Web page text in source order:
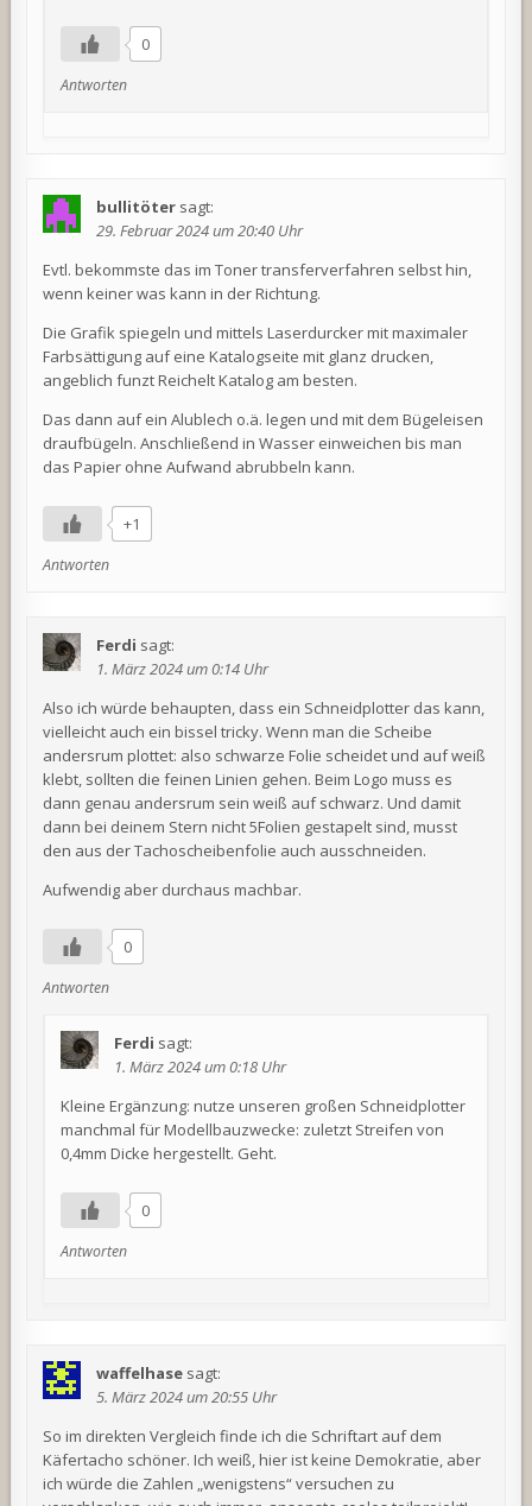
0
Antworten
bullitöter sagt:
29. Februar 2024 um 20:40 Uhr
Evtl. bekommste das im Toner transferverfahren selbst hin,
wenn keiner was kann in der Richtung.
Die Grafik spiegeln und mittels Laserdurcker mit maximaler
Farbsättigung auf eine Katalogseite mit glanz drucken,
angeblich funzt Reichelt Katalog am besten.
Das dann auf ein Alublech o.ä. legen und mit dem Bügeleisen
draufbügeln. Anschließend in Wasser einweichen bis man
das Papier ohne Aufwand abrubbeln kann.
+1
Antworten
Ferdi sagt:
1. März 2024 um 0:14 Uhr
Also ich würde behaupten, dass ein Schneidplotter das kann,
vielleicht auch ein bissel tricky. Wenn man die Scheibe
andersrum plottet: also schwarze Folie scheidet und auf weiß
klebt, sollten die feinen Linien gehen. Beim Logo muss es
dann genau andersrum sein weiß auf schwarz. Und damit
dann bei deinem Stern nicht 5Folien gestapelt sind, musst
den aus der Tachoscheibenfolie auch ausschneiden.
Aufwendig aber durchaus machbar.
0
Antworten
Ferdi sagt:
1. März 2024 um 0:18 Uhr
Kleine Ergänzung: nutze unseren großen Schneidplotter
manchmal für Modellbauzwecke: zuletzt Streifen von
0,4mm Dicke hergestellt. Geht.
0
Antworten
waffelhase sagt:
5. März 2024 um 20:55 Uhr
So im direkten Vergleich finde ich die Schriftart auf dem
Käfertacho schöner. Ich weiß, hier ist keine Demokratie, aber
ich würde die Zahlen „wenigstens“ versuchen zu